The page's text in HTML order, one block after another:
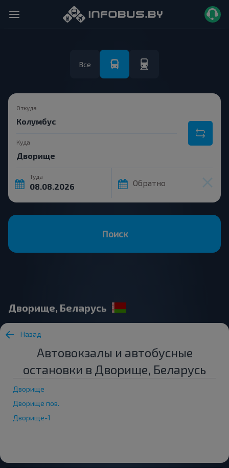
Все
Откуда
Куда
Туда
Обратно
Поиск
Дворище, Беларусь
Назад
Автовокзалы и автобусные
остановки в Дворище, Беларусь
Дворище
Дворище пов.
Дворище-1